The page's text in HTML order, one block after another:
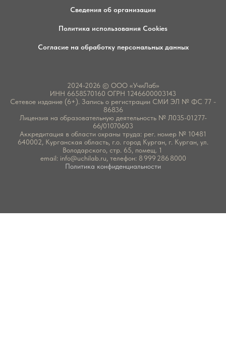
Сведения об организации
Политика использования Cookies
Согласие на обработку персональных данных
2024-2026 © ООО «УчиЛаб»
ИНН 6658570160 ОГРН 1246600003143
Сетевое издание (6+). Запись о регистрации СМИ ЭЛ № ФС 77 -
86836
Лицензия на образовательную деятельность № Л035-01277-
66/01070603
Аккредитация в области охраны труда: рег. номер № 10481
640002, Курганская область, г.о. город Курган, г. Курган, ул.
Володарского, стр. 65, помещ. 1
email: info@uchilab.ru, телефон: 8 999 286 8000
Политика конфиденциальности